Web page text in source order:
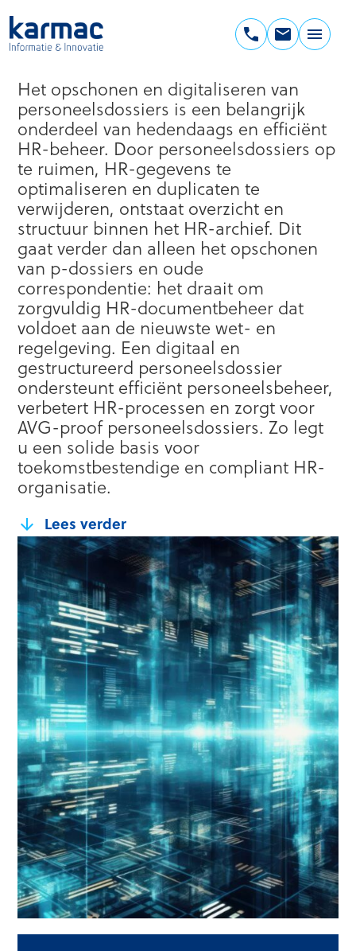
naar
de
Informatie
Innovatie
Het opschonen en digitaliseren van
personeelsdossiers is een belangrijk
onderdeel van hedendaags en efficiënt
HR-beheer. Door personeelsdossiers op
te ruimen, HR-gegevens te
optimaliseren en duplicaten te
verwijderen, ontstaat overzicht en
structuur binnen het HR-archief. Dit
gaat verder dan alleen het opschonen
van p-dossiers en oude
correspondentie: het draait om
zorgvuldig HR-documentbeheer dat
voldoet aan de nieuwste wet- en
regelgeving. Een digitaal en
gestructureerd personeelsdossier
ondersteunt efficiënt personeelsbeheer,
verbetert HR-processen en zorgt voor
AVG-proof personeelsdossiers. Zo legt
u een solide basis voor
toekomstbestendige en compliant HR-
organisatie.
Lees verder